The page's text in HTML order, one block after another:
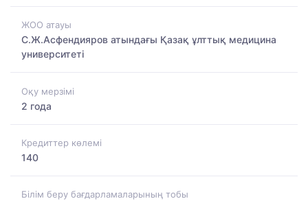
ЖОО атауы
С.Ж.Асфендияров атындағы Қазақ ұлттық медицина
университеті
Оқу мерзімі
2 года
Кредиттер көлемі
140
Білім беру бағдарламаларының тобы